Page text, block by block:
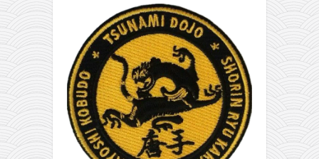
članarina
kontakt
besplatna e-knjiga
termini treninga
moja priča
moja priča